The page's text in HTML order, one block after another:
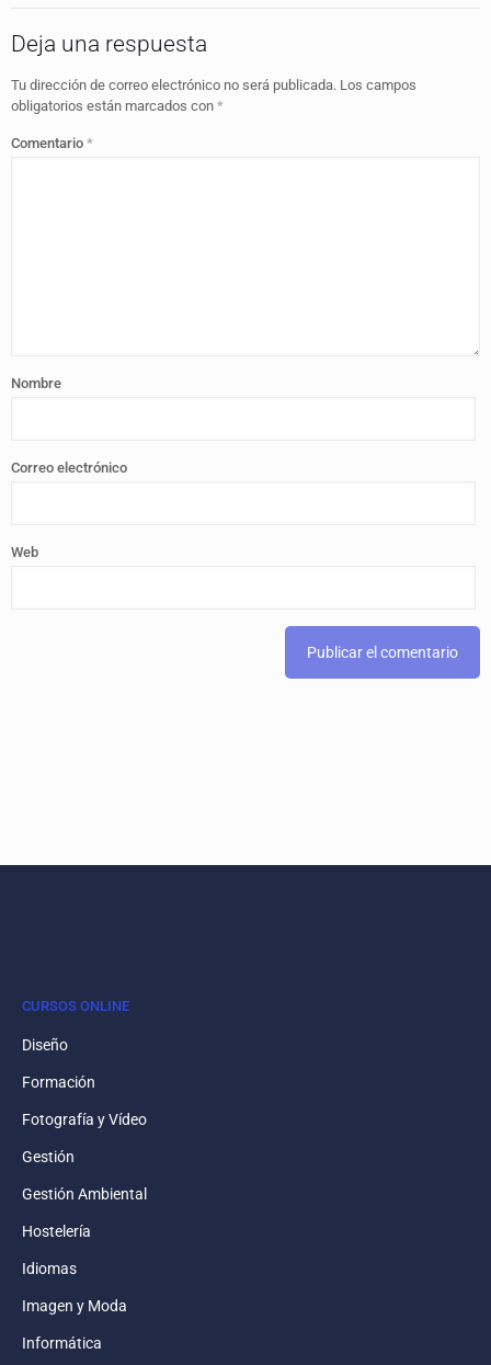
Deja una respuesta
Tu dirección de correo electrónico no será publicada. Los campos
obligatorios están marcados con *
Comentario *
Nombre
Correo electrónico
Web
CURSOS ONLINE
Diseño
Formación
Fotografía y Vídeo
Gestión
Gestión Ambiental
Hostelería
Idiomas
Imagen y Moda
Informática